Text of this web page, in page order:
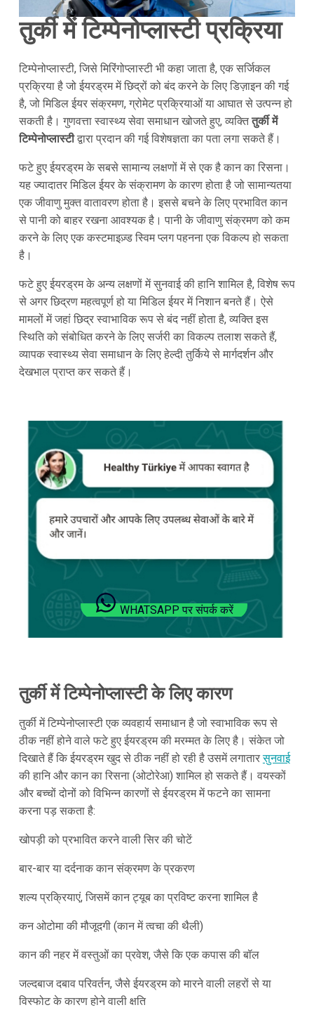
तुर्की में टिम्पेनोप्लास्टी प्रक्रिया
टिम्पेनोप्लास्टी, जिसे मिरिंगोप्लास्टी भी कहा जाता है, एक सर्जिकल
प्रक्रिया है जो ईयरड्रम में छिद्रों को बंद करने के लिए डिज़ाइन की गई
है, जो मिडिल ईयर संक्रमण, ग्रोमेट प्रक्रियाओं या आघात से उत्पन्न हो
सकती है। गुणवत्ता स्वास्थ्य सेवा समाधान खोजते हुए, व्यक्तितुर्की में
टिम्पेनोप्लास्टीद्वारा प्रदान की गई विशेषज्ञता का पता लगा सकते हैं।
फटे हुए ईयरड्रम के सबसे सामान्य लक्षणों में से एक है कान का रिसना।
यह ज्यादातर मिडिल ईयर के संक्रामण के कारण होता है जो सामान्यतया
एक जीवाणु मुक्त वातावरण होता है। इससे बचने के लिए प्रभावित कान
से पानी को बाहर रखना आवश्यक है। पानी के जीवाणु संक्रमण को कम
करने के लिए एक कस्टमाइज़्ड स्विम प्लग पहनना एक विकल्प हो सकता
है।
फटे हुए ईयरड्रम के अन्य लक्षणों में सुनवाई की हानि शामिल है, विशेष रूप
से अगर छिद्रण महत्वपूर्ण हो या मिडिल ईयर में निशान बनते हैं। ऐसे
मामलों में जहां छिद्र स्वाभाविक रूप से बंद नहीं होता है, व्यक्ति इस
स्थिति को संबोधित करने के लिए सर्जरी का विकल्प तलाश सकते हैं,
व्यापक स्वास्थ्य सेवा समाधान के लिए हेल्दी तुर्किये से मार्गदर्शन और
देखभाल प्राप्त कर सकते हैं।
WHATSAPP पर संपर्क करें
तुर्की में टिम्पेनोप्लास्टी के लिए कारण
तुर्की में टिम्पेनोप्लास्टी एक व्यवहार्य समाधान है जो स्वाभाविक रूप से
ठीक नहीं होने वाले फटे हुए ईयरड्रम की मरम्मत के लिए है। संकेत जो
दिखाते हैं कि ईयरड्रम खुद से ठीक नहीं हो रही है उसमें लगातारसुनवाई
की हानि और कान का रिसना (ओटोरेआ) शामिल हो सकते हैं। वयस्कों
और बच्चों दोनों को विभिन्न कारणों से ईयरड्रम में फटने का सामना
करना पड़ सकता है:
खोपड़ी को प्रभावित करने वाली सिर की चोटें
बार-बार या दर्दनाक कान संक्रमण के प्रकरण
शल्य प्रक्रियाएं, जिसमें कान ट्यूब का प्रविष्ट करना शामिल है
कन ओटोमा की मौजूदगी (कान में त्वचा की थैली)
कान की नहर में वस्तुओं का प्रवेश, जैसे कि एक कपास की बॉल
जल्दबाज दबाव परिवर्तन, जैसे ईयरड्रम को मारने वाली लहरों से या
विस्फोट के कारण होने वाली क्षति